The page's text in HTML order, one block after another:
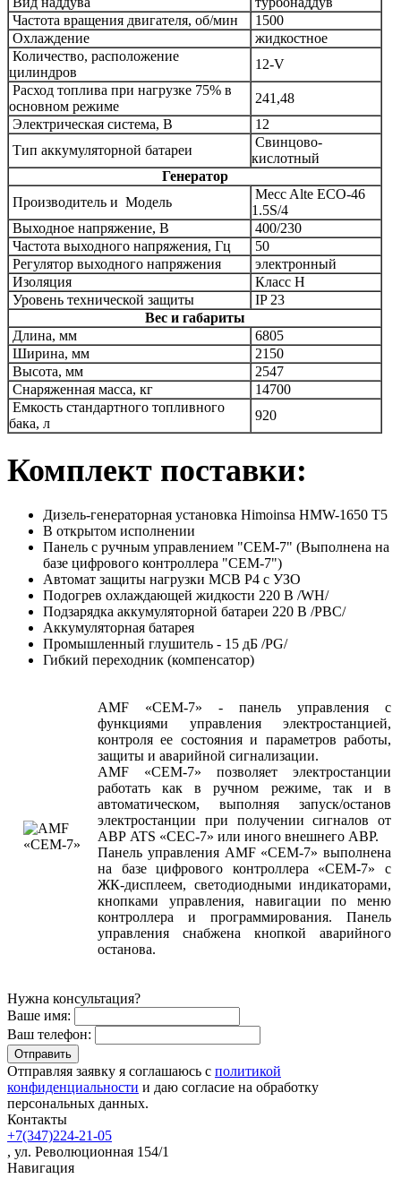
Частота вращения двигателя, об/мин
1500
Охлаждение
жидкостное
Количество, расположение
цилиндров
12-V
Расход топлива при нагрузке 75% в
основном режиме
241,48
Электрическая система, В
12
Тип аккумуляторной батареи
Свинцово-
кислотный
Генератор
Производитель и Модель
Mecc Alte ECO-46
1.5S/4
Выходное напряжение, В
400/230
Частота выходного напряжения, Гц
50
Регулятор выходного напряжения
электронный
Изоляция
Класс Н
Уровень технической защиты
IP 23
Вес и габариты
Длина, мм
6805
Ширина, мм
2150
Высота, мм
2547
Снаряженная масса, кг
14700
Емкость стандартного топливного
бака, л
920
Комплект поставки:
Дизель-генераторная установка Himoinsa HМW-1650 T5
В открытом исполнении
Панель с ручным управлением "СЕМ-7" (Выполнена на
базе цифрового контроллера "СЕМ-7")
Автомат защиты нагрузки MCB P4 с УЗО
Подогрев охлаждающей жидкости 220 В /WH/
Подзарядка аккумуляторной батареи 220 В /PBC/
Аккумуляторная батарея
Промышленный глушитель - 15 дБ /PG/
Гибкий переходник (компенсатор)
AMF «СЕМ-7» - панель управления с
функциями управления электростанцией,
контроля ее состояния и параметров работы,
защиты и аварийной сигнализации.
AMF «СЕМ-7» позволяет электростанции
работать как в ручном режиме, так и в
автоматическом, выполняя запуск/останов
электростанции при получении сигналов от
АВР ATS «СЕС-7» или иного внешнего АВР.
Панель управления AMF «СЕМ-7» выполнена
на базе цифрового контроллера «СЕМ-7» с
ЖК-дисплеем, светодиодными индикаторами,
кнопками управления, навигации по меню
контроллера и программирования. Панель
управления снабжена кнопкой аварийного
останова.
Нужна консультация?
Ваше имя:
Ваш телефон:
Отправляя заявку я соглашаюсь с политикой
конфиденциальности и даю согласие на обработку
персональных данных.
Контакты
+7(347)224-21-05
, ул. Революционная 154/1
Навигация